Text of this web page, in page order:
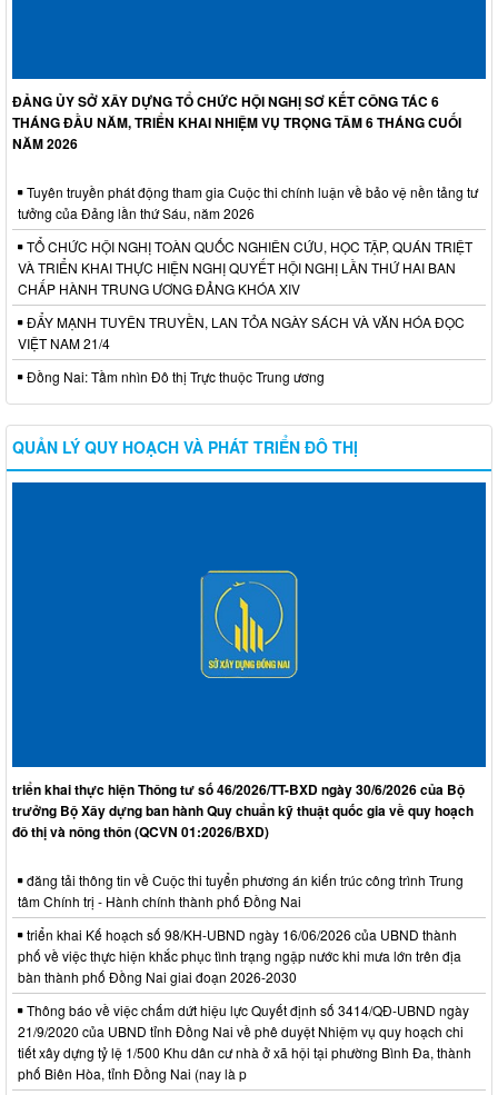
ĐẢNG ỦY SỞ XÂY DỰNG TỔ CHỨC HỘI NGHỊ SƠ KẾT CÔNG TÁC 6
THÁNG ĐẦU NĂM, TRIỂN KHAI NHIỆM VỤ TRỌNG TÂM 6 THÁNG CUỐI
NĂM 2026
Tuyên truyền phát động tham gia Cuộc thi chính luận về bảo vệ nền tảng tư
tưởng của Đảng lần thứ Sáu, năm 2026
TỔ CHỨC HỘI NGHỊ TOÀN QUỐC NGHIÊN CỨU, HỌC TẬP, QUÁN TRIỆT
VÀ TRIỂN KHAI THỰC HIỆN NGHỊ QUYẾT HỘI NGHỊ LẦN THỨ HAI BAN
CHẤP HÀNH TRUNG ƯƠNG ĐẢNG KHÓA XIV
ĐẨY MẠNH TUYÊN TRUYỀN, LAN TỎA NGÀY SÁCH VÀ VĂN HÓA ĐỌC
VIỆT NAM 21/4
Đồng Nai: Tầm nhìn Đô thị Trực thuộc Trung ương
QUẢN LÝ QUY HOẠCH VÀ PHÁT TRIỂN ĐÔ THỊ
triển khai thực hiện Thông tư số 46/2026/TT-BXD ngày 30/6/2026 của Bộ
trưởng Bộ Xây dựng ban hành Quy chuẩn kỹ thuật quốc gia về quy hoạch
đô thị và nông thôn (QCVN 01:2026/BXD)
đăng tải thông tin về Cuộc thi tuyển phương án kiến trúc công trình Trung
tâm Chính trị - Hành chính thành phố Đồng Nai
triển khai Kế hoạch số 98/KH-UBND ngày 16/06/2026 của UBND thành
phố về việc thực hiện khắc phục tình trạng ngập nước khi mưa lớn trên địa
bàn thành phố Đồng Nai giai đoạn 2026-2030
Thông báo về việc chấm dứt hiệu lực Quyết định số 3414/QĐ-UBND ngày
21/9/2020 của UBND tỉnh Đồng Nai về phê duyệt Nhiệm vụ quy hoạch chi
tiết xây dựng tỷ lệ 1/500 Khu dân cư nhà ở xã hội tại phường Bình Đa, thành
phố Biên Hòa, tỉnh Đồng Nai (nay là p